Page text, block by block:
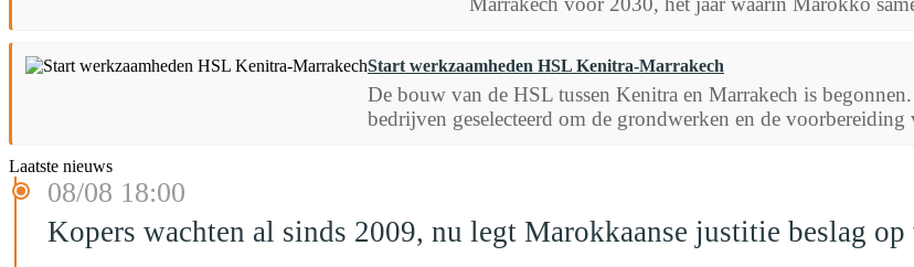
Start werkzaamheden HSL Kenitra-Marrakech
De bouw van de HSL tussen Kenitra en Marrakech is
bedrijven geselecteerd om de grondwerken en de voorbereiding
Laatste nieuws
08/08 18:00
Kopers wachten al sinds 2009, nu legt Marokkaanse justitie beslag